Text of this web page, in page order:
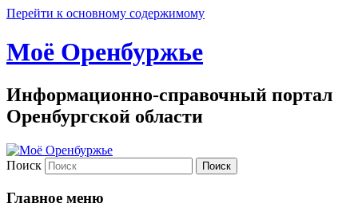
Перейти к основному содержимому
Моё Оренбуржье
Информационно-справочный портал
Оренбургской области
Поиск
Главное меню